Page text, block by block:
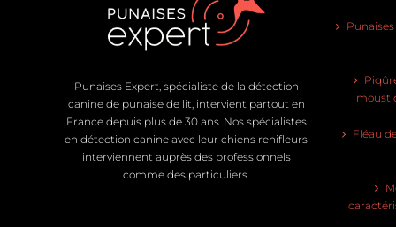
Punaises Expert, spécialiste de la détection
canine de punaise de lit, intervient partout en
France depuis plus de 30 ans. Nos spécialistes
en détection canine avec leur chiens renifleurs
interviennent auprès des professionnels
comme des particuliers.
Fléau